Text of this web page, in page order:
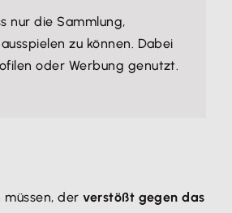
nur die Sammlung,
zu können. Dabei
oder Werbung genutzt.
müssen, derverstößt gegen das